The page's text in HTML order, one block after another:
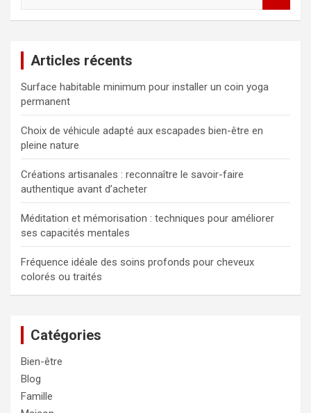
c
h
e
r
Articles récents
Surface habitable minimum pour installer un coin yoga
permanent
Choix de véhicule adapté aux escapades bien-être en
pleine nature
Créations artisanales : reconnaître le savoir-faire
authentique avant d’acheter
Méditation et mémorisation : techniques pour améliorer
ses capacités mentales
Fréquence idéale des soins profonds pour cheveux
colorés ou traités
Catégories
Bien-être
Blog
Famille